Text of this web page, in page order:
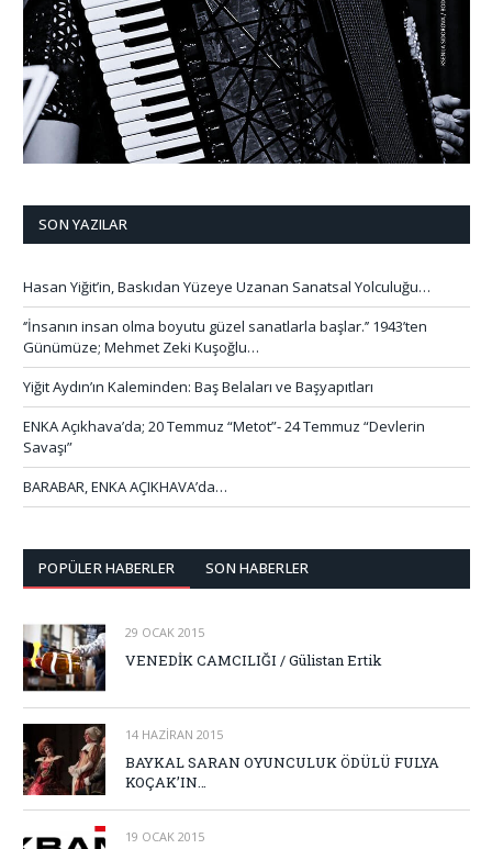
SON YAZILAR
Hasan Yiğit’in, Baskıdan Yüzeye Uzanan Sanatsal Yolculuğu…
‘’İnsanın insan olma boyutu güzel sanatlarla başlar.’’ 1943’ten
Günümüze; Mehmet Zeki Kuşoğlu…
Yiğit Aydın’ın Kaleminden: Baş Belaları ve Başyapıtları
ENKA Açıkhava’da; 20 Temmuz “Metot”- 24 Temmuz “Devlerin
Savaşı”
BARABAR, ENKA AÇIKHAVA’da…
POPÜLER HABERLER SON HABERLER
29 OCAK 2015
VENEDİK CAMCILIĞI / Gülistan Ertik
14 HAZIRAN 2015
BAYKAL SARAN OYUNCULUK ÖDÜLÜ FULYA
KOÇAK’IN…
19 OCAK 2015